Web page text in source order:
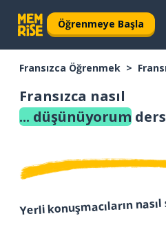
Öğrenmeye Başla
Fransızca Öğrenmek
Fransızca nasıl
... düşünüyorum
Yerli konuşmacıların